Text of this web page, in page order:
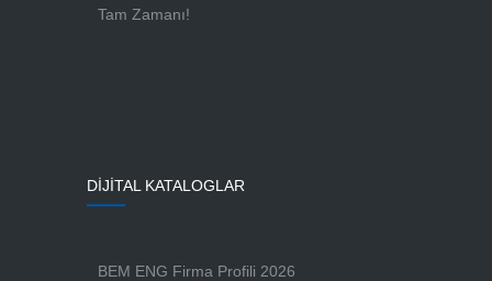
Tam Zamanı!
DİJİTAL KATALOGLAR
BEM ENG Firma Profili 2026